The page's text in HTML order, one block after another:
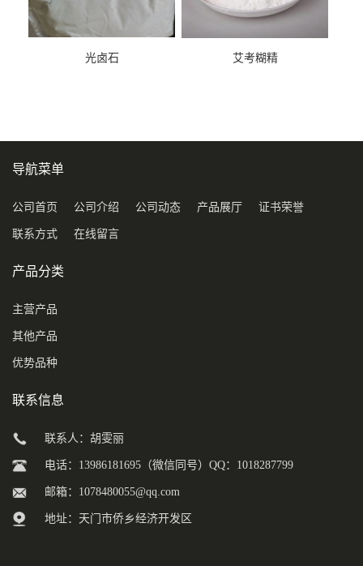
光卤石 艾考糊精
导航菜单
公司首页 公司介绍 公司动态 产品展厅 证书荣誉
联系方式 在线留言
产品分类
主营产品
其他产品
优势品种
联系信息
联系人：胡雯丽
电话：13986181695（微信同号）QQ：1018287799
邮箱： 1078480055@qq.com
地址：天门市侨乡经济开发区